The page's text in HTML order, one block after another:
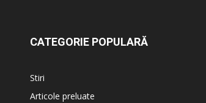
CATEGORIE POPULARĂ
Stiri
Articole preluate